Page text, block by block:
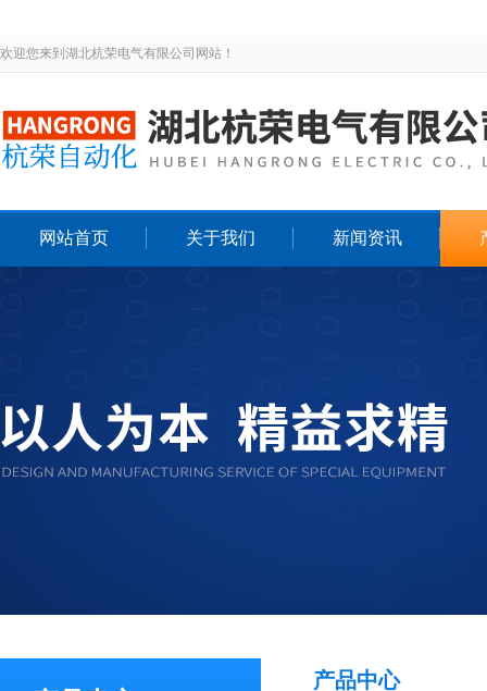
欢迎您来到湖北杭荣电气有限公司网站！
网站首页 关于我们 新闻资讯
产品中心